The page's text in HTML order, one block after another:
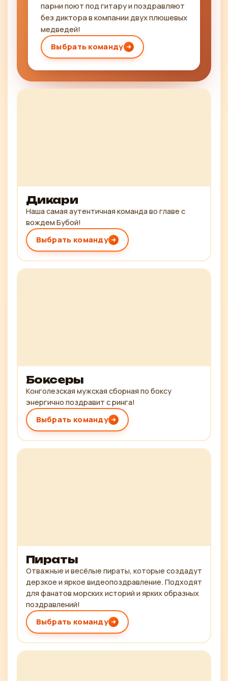
парни поют под гитару и поздравляют
без диктора в компании двух плюшевых
медведей!
Выбрать команду
Дикари
Наша самая аутентичная команда во главе с
вождем Бубой!
Выбрать команду
Боксеры
Конголезская мужская сборная по боксу
энергично поздравит с ринга!
Выбрать команду
Пираты
Отважные и весёлые пираты, которые создадут
дерзкое и яркое видеопоздравление. Подходят
для фанатов морских историй и ярких образных
поздравлений!
Выбрать команду